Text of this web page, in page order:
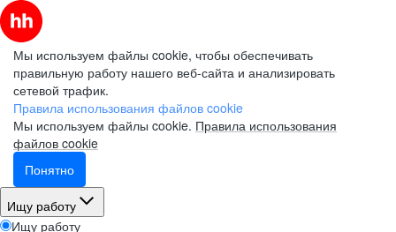
Мы используем файлы cookie, чтобы обеспечивать
правильную работу нашего веб-сайта и анализировать
сетевой трафик.
Правила использования файлов cookie
Мы используем файлы cookie. Правила использования
файлов cookie
Понятно
Ищу работу
Ищу работу